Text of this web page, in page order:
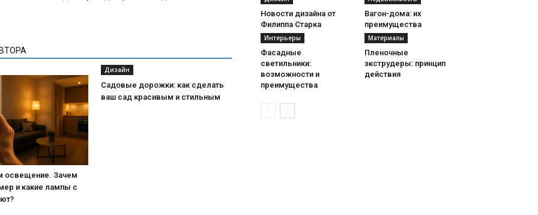
освещение. Зачем
и какие лампы с
Дизайн
Садовые дорожки: как сделать
ваш сад красивым и стильным
Новости дизайна от
Филиппа Старка
Вагон-дома: их
преимущества
Интерьеры
Фасадные
светильники:
возможности и
преимущества
Материалы
Пленочные
экструдеры: принцип
действия